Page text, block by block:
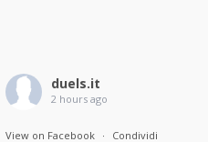
duels.it
2 hours ago
View on Facebook · Condividi